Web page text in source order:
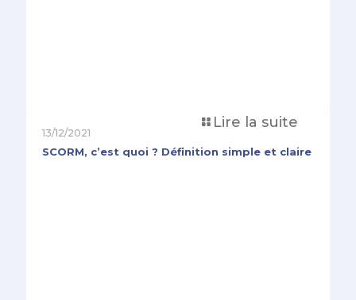
13/12/2021
SCORM, c’est quoi ? Définition simple et claire
Lire la suite